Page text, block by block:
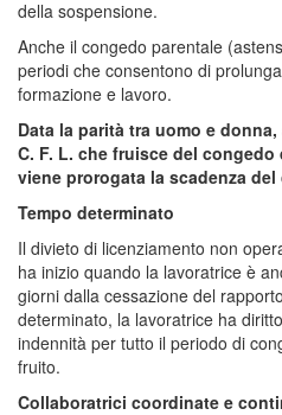
della sospensione.
Anche il congedo parentale
periodi che consentono di
formazione e lavoro.
Data la parità tra uomo e
C. F. L. che fruisce del
viene prorogata la scadenza
Tempo determinato
Il divieto di licenziamento non
ha inizio quando la lavoratrice è
giorni dalla cessazione del
determinato, la lavoratrice ha
indennità per tutto il periodo di
fruito.
Collaboratrici coordinate e